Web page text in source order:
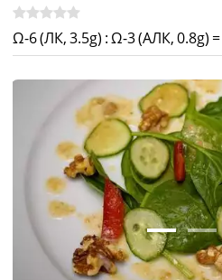
Ω-6 (ЛК, 3.5g) :Ω-3 (АЛК, 0.8g) =